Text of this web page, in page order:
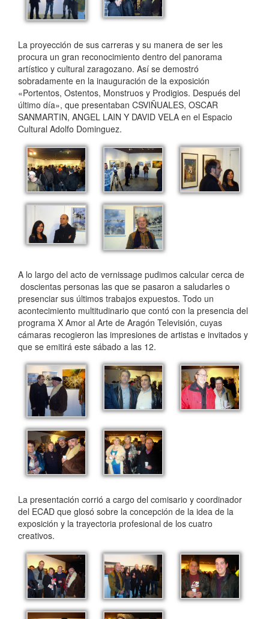
La proyección de sus carreras y su manera de ser les
procura un gran reconocimiento dentro del panorama
artístico y cultural zaragozano. Así se demostró
sobradamente en la inauguración de la exposición
«Portentos, Ostentos, Monstruos y Prodigios. Después del
último día», que presentaban CSVIÑUALES, OSCAR
SANMARTIN, ANGEL LAIN Y DAVID VELA en el Espacio
Cultural Adolfo Dominguez.
A lo largo del acto de vernissage pudimos calcular cerca de
doscientas personas las que se pasaron a saludarles o
presenciar sus últimos trabajos expuestos. Todo un
acontecimiento multitudinario que contó con la presencia del
programa X Amor al Arte de Aragón Televisión, cuyas
cámaras recogieron las impresiones de artistas e invitados y
que se emitirá este sábado a las 12.
La presentación corrió a cargo del comisario y coordinador
del ECAD que glosó sobre la concepción de la idea de la
exposición y la trayectoria profesional de los cuatro
creativos.